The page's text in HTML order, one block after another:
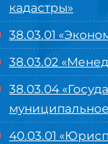
кадастры»
38.03.01
38.03.02
38.03.04
40.03.01